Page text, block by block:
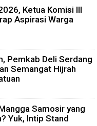
Ketua Komisi III
Aspirasi Warga
Pemkab Deli Serdang
Semangat Hijrah
Samosir yang
Yuk, Intip Stand